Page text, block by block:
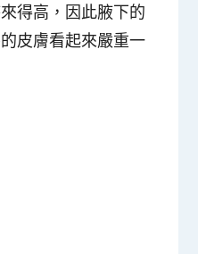
得高，因此腋下的
皮膚看起來嚴重一